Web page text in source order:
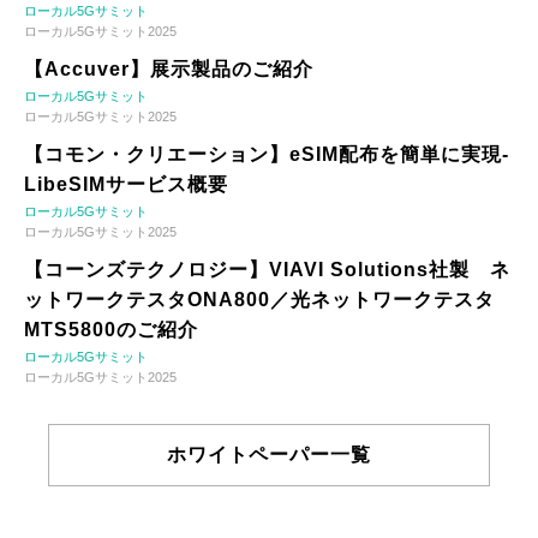
ローカル5Gサミット
ローカル5Gサミット2025
【Accuver】展示製品のご紹介
ローカル5Gサミット
ローカル5Gサミット2025
【コモン・クリエーション】eSIM配布を簡単に実現-
LibeSIMサービス概要
ローカル5Gサミット
ローカル5Gサミット2025
【コーンズテクノロジー】VIAVI Solutions社製 ネ
ットワークテスタONA800／光ネットワークテスタ
MTS5800のご紹介
ローカル5Gサミット
ローカル5Gサミット2025
ホワイトペーパー一覧